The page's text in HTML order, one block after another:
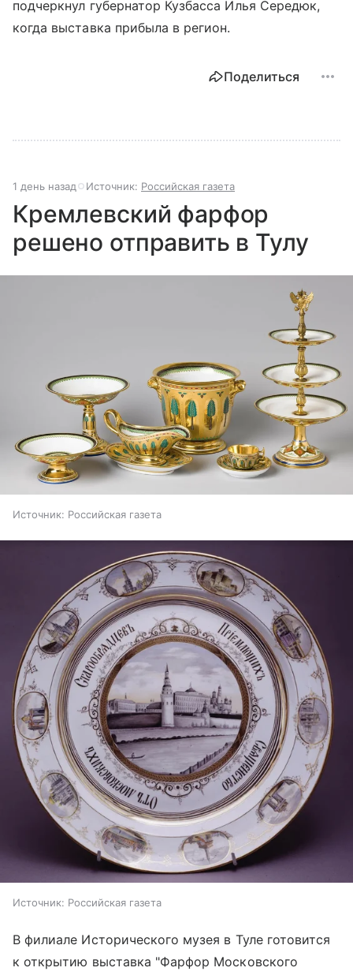
подчеркнул губернатор Кузбасса Илья Середюк,
когда выставка прибыла в регион.
Поделиться
1 день назад Источник: Российская газета
Кремлевский фарфор
решено отправить в Тулу
Источник: Российская газета
Источник: Российская газета
В филиале Исторического музея в Туле готовится
к открытию выставка "Фарфор Московского